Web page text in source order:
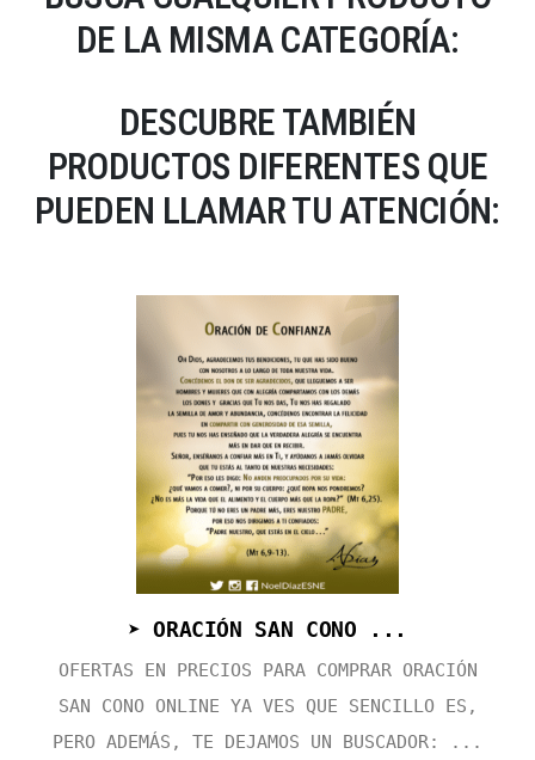
DE LA MISMA CATEGORÍA:
DESCUBRE TAMBIÉN
PRODUCTOS DIFERENTES QUE
PUEDEN LLAMAR TU ATENCIÓN:
➤ ORACIÓN SAN CONO ...
OFERTAS EN PRECIOS PARA COMPRAR ORACIÓN
SAN CONO ONLINE YA VES QUE SENCILLO ES,
PERO ADEMÁS, TE DEJAMOS UN BUSCADOR: ...